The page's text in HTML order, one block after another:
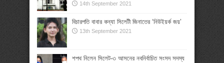
14th September 2021
বিচারপতি বাবার কন্যা সিলেটী জিনাতের ‘নিউইয়র্ক জয়’
13th September 2021
শপথ নিলেন সিলেট-৩ আসনের নবনির্বাচিত সংসদ সদস্য